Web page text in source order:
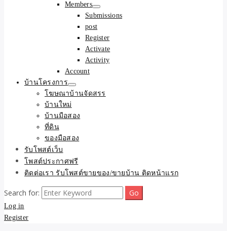
Members
Submissions
post
Register
Activate
Activity
Account
บ้านโครงการ
โฆษณาบ้านจัดสรร
บ้านใหม่
บ้านมือสอง
ที่ดิน
ของมือสอง
รับโพสต์เว็บ
โพสต์ประกาศฟรี
ติดต่อเรา รับโพสต์ขายของ/ขายบ้าน ติดหน้าแรก
Search for:
Log in
Register